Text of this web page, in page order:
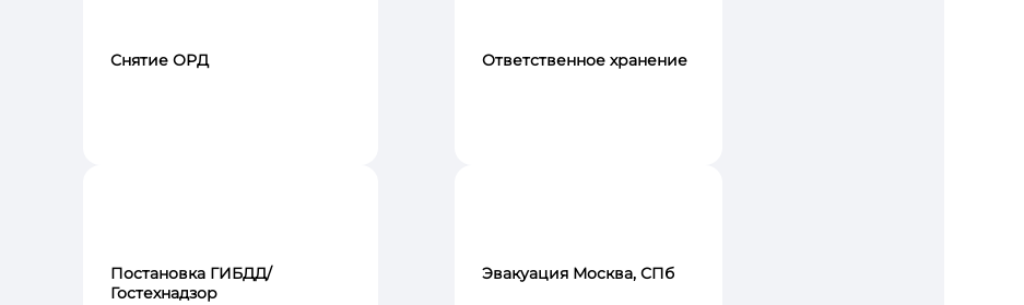
Снятие ОРД
Постановка ГИБДД/
Гостехнадзор
Ответственное хранение
Эвакуация Москва, СПб